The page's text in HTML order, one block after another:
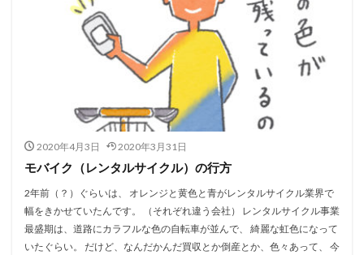
2020年4月3日 2020年3月31日
モバイク（レンタルサイクル）の行方
2年前（？）ぐらいは、 オレンジと黄色と青がレンタルサイクル業界で
幅をきかせていたんです。 （それぞれ違う会社） レンタルサイクル事業
最盛期は、道路にカラフルな色の自転車が並んで、 綺麗な虹色になって
いたぐらい。 だけど、なんだかんだ買収とか倒産とか、色々あって、 今